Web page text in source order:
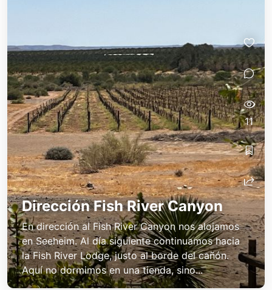
Dirección Fish River Canyon
En dirección al Fish River Canyon nos alojamos
en Seeheim. Al día siguiente continuamos hacia
la Fish River Lodge, justo al borde del cañón.
Aquí no dormimos en una tienda, sino...
11